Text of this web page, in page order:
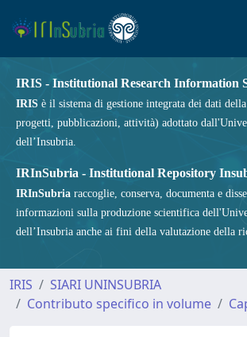
IRIS - Institutional Research Information
IRIS è il sistema di gestione integrata dei dati
progetti, pubblicazioni, attività) adottato
dell’Insubria.
IRInSubria - Institutional Repository
IRInSubria raccoglie, conserva, documenta e
informazioni sulla produzione scientifica
dell’Insubria anche ai fini della valutazione della
IRIS
SIARI UNINSUBRIA
Contributo specifico in volume